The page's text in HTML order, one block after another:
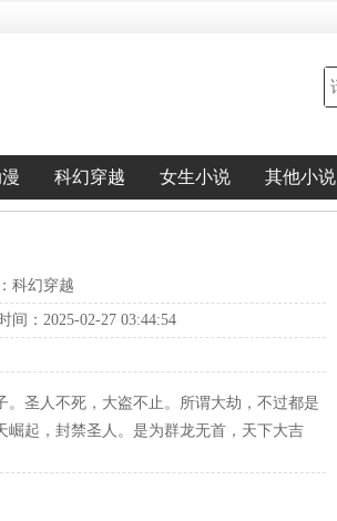
科幻穿越 女生小说 其他小说
科幻穿越
间：2025-02-27 03:44:54
圣人不死，大盗不止。所谓大劫，不过都是
起，封禁圣人。是为群龙无首，天下大吉